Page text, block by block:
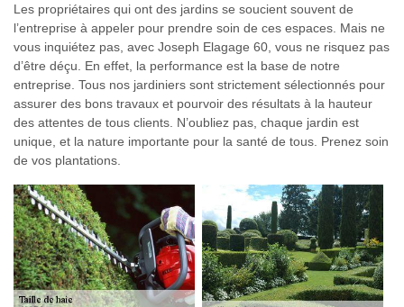
Les propriétaires qui ont des jardins se soucient souvent de
l’entreprise à appeler pour prendre soin de ces espaces. Mais ne
vous inquiétez pas, avec Joseph Elagage 60, vous ne risquez pas
d’être déçu. En effet, la performance est la base de notre
entreprise. Tous nos jardiniers sont strictement sélectionnés pour
assurer des bons travaux et pourvoir des résultats à la hauteur
des attentes de tous clients. N’oubliez pas, chaque jardin est
unique, et la nature importante pour la santé de tous. Prenez soin
de vos plantations.